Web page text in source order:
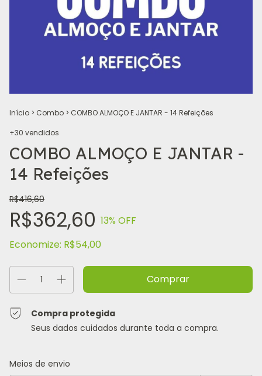
Início > Combo > COMBO ALMOÇO E JANTAR - 14 Refeições
+30 vendidos
COMBO ALMOÇO E JANTAR -
14 Refeições
R$416,60
R$362,60 13% OFF
Economize: R$54,00
Compra protegida
Seus dados cuidados durante toda a compra.
Entregas para o CEP:
Meios de envio